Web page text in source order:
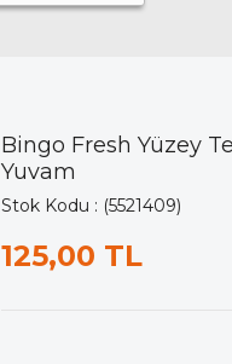
Bingo Fresh Yüzey
Yuvam
Stok Kodu (5521409)
125,00 TL